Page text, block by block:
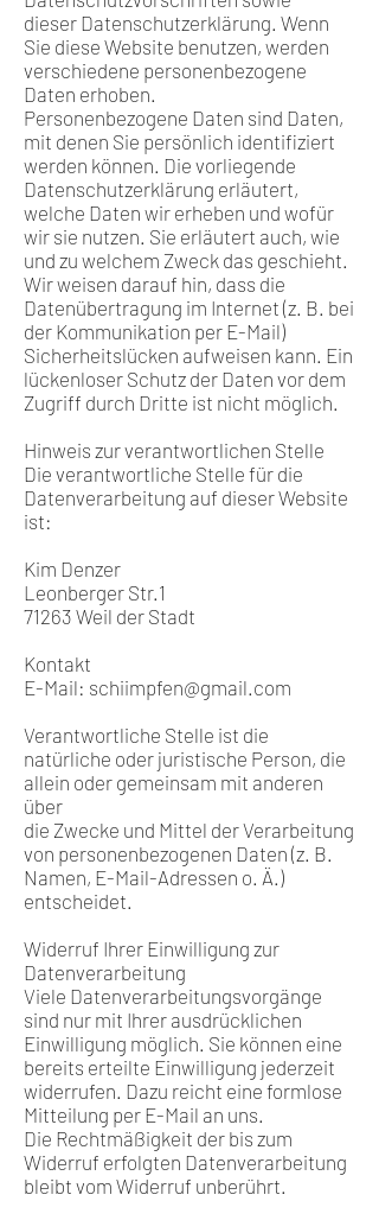
dieser Datenschutzerklärung. Wenn
Sie diese Website benutzen, werden
verschiedene personenbezogene
Daten erhoben.
Personenbezogene Daten sind Daten,
mit denen Sie persönlich identifiziert
werden können. Die vorliegende
Datenschutzerklärung erläutert,
welche Daten wir erheben und wofür
wir sie nutzen. Sie erläutert auch, wie
und zu welchem Zweck das geschieht.
Wir weisen darauf hin, dass die
Datenübertragung im Internet (z. B. bei
der Kommunikation per E-Mail)
Sicherheitslücken aufweisen kann. Ein
lückenloser Schutz der Daten vor dem
Zugriff durch Dritte ist nicht möglich.
Hinweis zur verantwortlichen Stelle
Die verantwortliche Stelle für die
Datenverarbeitung auf dieser Website
ist:
Kim Denzer
Leonberger Str.1
71263 Weil der Stadt
Kontakt
E-Mail: schiimpfen@gmail.com
Verantwortliche Stelle ist die
natürliche oder juristische Person, die
allein oder gemeinsam mit anderen
über
die Zwecke und Mittel der Verarbeitung
von personenbezogenen Daten (z. B.
Namen, E-Mail-Adressen o. Ä.)
entscheidet.
Widerruf Ihrer Einwilligung zur
Datenverarbeitung
Viele Datenverarbeitungsvorgänge
sind nur mit Ihrer ausdrücklichen
Einwilligung möglich. Sie können eine
bereits erteilte Einwilligung jederzeit
widerrufen. Dazu reicht eine formlose
Mitteilung per E-Mail an uns.
Die Rechtmäßigkeit der bis zum
Widerruf erfolgten Datenverarbeitung
bleibt vom Widerruf unberührt.